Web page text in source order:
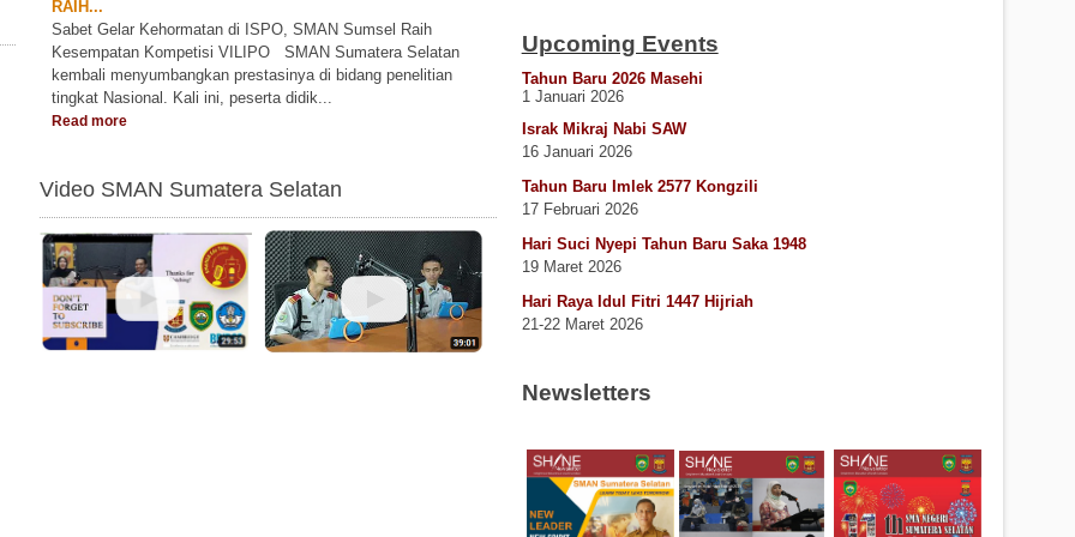
RAIH...
Sabet Gelar Kehormatan di ISPO, SMAN Sumsel Raih
Kesempatan Kompetisi VILIPO SMAN Sumatera Selatan
kembali menyumbangkan prestasinya di bidang penelitian
tingkat Nasional. Kali ini, peserta didik...
Read more
Video SMAN Sumatera Selatan
Upcoming Events
Tahun Baru 2026 Masehi
1 Januari 2026
Israk Mikraj Nabi SAW
16 Januari 2026
Tahun Baru Imlek 2577 Kongzili
17 Februari 2026
Hari Suci Nyepi Tahun Baru Saka 1948
19 Maret 2026
Hari Raya Idul Fitri 1447 Hijriah
21-22 Maret 2026
Newsletters